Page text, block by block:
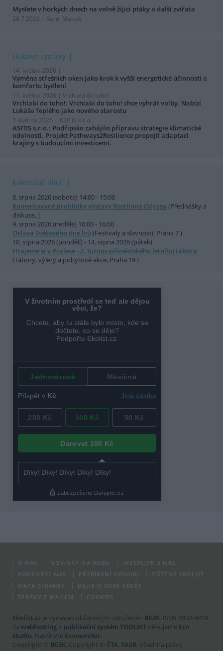
Myslete v horkých dnech na volně žijící ptáky a další zvířata
28.7.2026 | Karel Makoň
tiskové zprávy
14. května 2026 |
Výměna střešních oken jako krok k vyšší energetické účinnosti a
komfortu bydlení
11. května 2026 | Vrchlabí do toho!
Vrchlabí do toho!: Vrchlabí do toho! chce vyhrát volby. Nabízí
Lukáše Teplého jako nového starostu
7. května 2026 | ASITIS s.r.o.
ASITIS s.r.o.: Podřipsko zahájilo přípravu strategie klimatické
odolnosti. Projekt Pathways2Resilience propojil adaptaci
krajiny s budoucími investicemi.
kalendář akcí
8. srpna 2026 (sobota) 14:00 - 15:00
Komentované prohlídky výstavy Rostlinná Odysea (Přednášky a
diskuse, )
9. srpna 2026 (neděle) 10:00 - 16:00
Oslava Světového dne lvů (Festivaly a slavnosti, Praha 7 )
10. srpna 2026 (pondělí) - 14. srpna 2026 (pátek)
Hrajeme si v Pralese - 2. turnus příměstského letního tábora
(Tábory, výlety a pobytové akce, Praha 19 )
O NÁS NOVINKY NA WEBU
INZERUJTE U NÁS
PODPOŘTE NÁS
PŘEBÍRÁNÍ OBSAHU
TIŠTĚNÝ EKOLIST
MAPA STRÁNEK
DEJTE O SOBĚ VĚDĚT
ZPRÁVY E-MAILEM
COOKIES
Ekolist.cz je vydáván občanským sdružením BEZK. ISSN 1802-9019.
Za webhosting a publikační systém TOOLKIT děkujeme Ecn
studiu. Navštivte Ecomonitor.
Copyright © BEZK. Copyright © ČTK, TASR. Všechna práva